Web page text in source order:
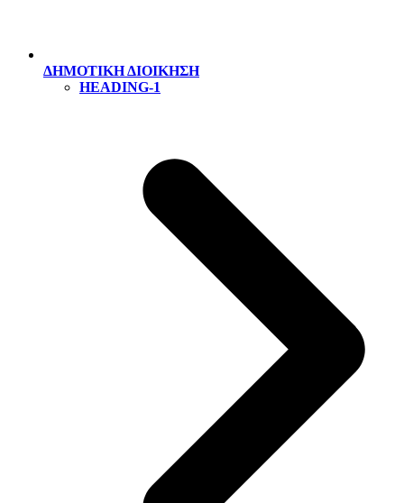
ΔΗΜΟΤΙΚΗ ΔΙΟΙΚΗΣΗ
HEADING-1